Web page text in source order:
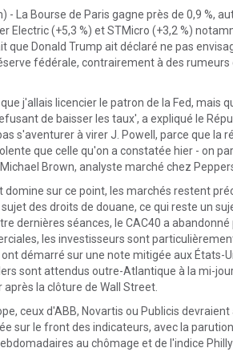
- La Bourse de Paris gagne près de 0,9 %,
Electric (+5,3 %) et STMicro (+3,2 %)
que Donald Trump ait déclaré ne pas
fédérale, contrairement à des rumeurs
j'allais licencier le patron de la Fed, mais
de baisser les taux', a expliqué le
s'aventurer à virer J. Powell, parce que la
que celle qu'on a constatée hier - on
Brown, analyste marché chez
domine sur ce point, les marchés restent
des droits de douane, ce qui reste un
dernières séances, le CAC40 a
les investisseurs sont
démarré sur une note mitigée aux États-
sont attendus outre-Atlantique à la mi-
la clôture de Wall Street.
ceux d'ABB, Novartis ou Publicis
sur le front des indicateurs, avec la
au chômage et de l'indice